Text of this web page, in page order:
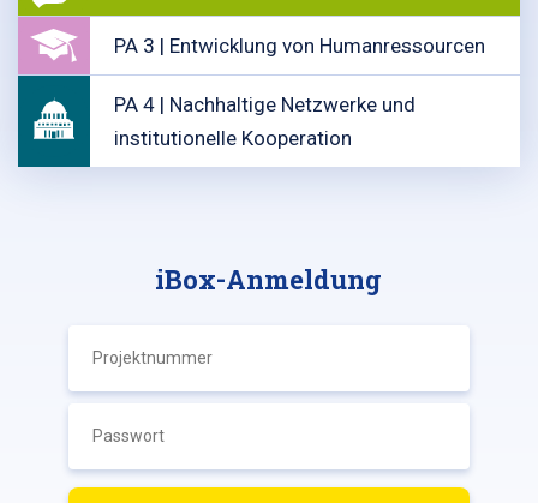
PA 3 | Entwicklung von Humanressourcen
PA 4 | Nachhaltige Netzwerke und
institutionelle Kooperation
iBox-Anmeldung